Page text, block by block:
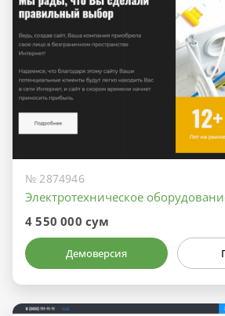
№ 2874946
Электротехническое
4 550 000 сум
Демоверсия